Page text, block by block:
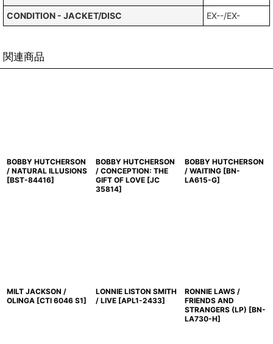
CONDITION - JACKET/DISC
EX--/EX-
関連商品
BOBBY HUTCHERSON
/ NATURAL ILLUSIONS
[BST-84416]
BOBBY HUTCHERSON
/ CONCEPTION: THE
GIFT OF LOVE [JC
35814]
BOBBY HUTCHERSON
/ WAITING [BN-
LA615-G]
MILT JACKSON /
OLINGA [CTI 6046 S1]
LONNIE LISTON SMITH
/ LIVE [APL1-2433]
RONNIE LAWS /
FRIENDS AND
STRANGERS (LP) [BN-
LA730-H]